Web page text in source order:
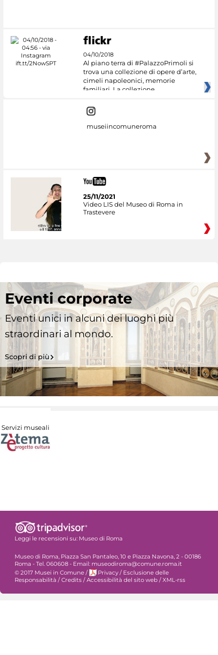
04/10/2018
Al piano terra di #PalazzoPrimoli si
trova una collezione di opere d’arte,
cimeli napoleonici, memorie
familiari. La collezione
museiincomuneroma
25/11/2021
Video LIS del Museo di Roma in
Trastevere
Eventi corporate
Eventi unici in alcuni dei luoghi più
straordinari al mondo.
Scopri di più
Servizi museali
Leggi le recensioni su: Museo di Roma
Museo di Roma, Piazza San Pantaleo, 10 e Piazza Navona, 2 - 00186
Roma - Tel. 060608 - Email: museodiroma@comune.roma.it
© 2017 Musei in Comune / Privacy / Esclusione delle
Responsabilità / Credits / Accessibilità del sito web / XML-rss